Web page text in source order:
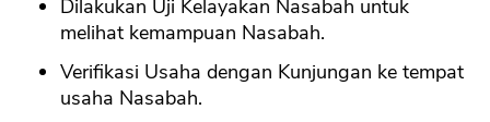
Dilakukan Uji Kelayakan Nasabah untuk
melihat kemampuan Nasabah.
Verifikasi Usaha dengan Kunjungan ke tempat
usaha Nasabah.